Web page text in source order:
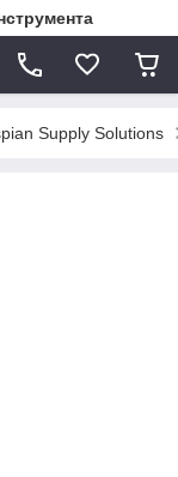
Supply Solutions